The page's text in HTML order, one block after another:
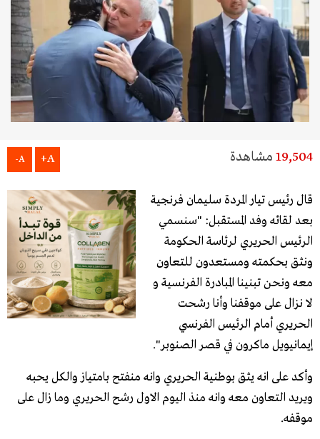
19,504 مشاهدة A+
A-
قال رئيس تيار المردة سليمان فرنجية
بعد لقائه وفد المستقبل: "سنسمي
الرئيس الحريري لرئاسة الحكومة
ونثق بحكمته ومستعدون للتعاون
معه ونحن تبنينا المبادرة الفرنسية و
لا نزال على موقفنا وأنا رشحت
الحريري أمام الرئيس الفرنسي
إيمانيويل ماكرون في قصر الصنوبر".
وأكد على انه يثق بوطنية الحريري وانه منفتح بامتياز والكل يحبه
ويريد التعاون معه وانه منذ اليوم الاول رشح الحريري وما زال على
موقفه.